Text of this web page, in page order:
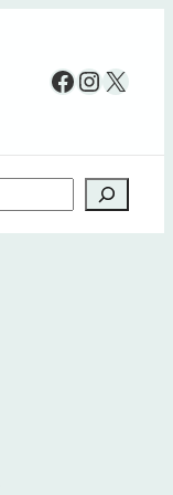
Facebook
X